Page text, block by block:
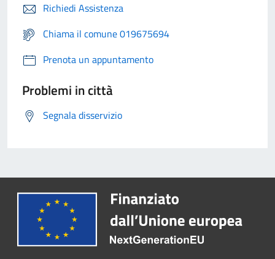
Richiedi Assistenza
Chiama il comune 019675694
Prenota un appuntamento
Problemi in città
Segnala disservizio